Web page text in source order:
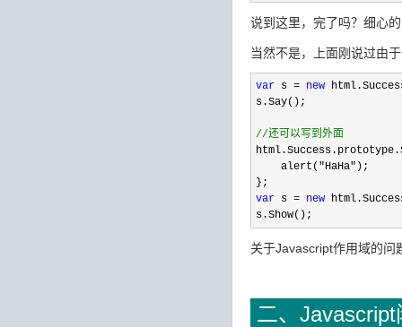
说到这里，完了吗？细心
当然不是，上面刚说过由
var s = new
s.Say();
//还可以写到外面
    alert(
"HaHa" );
var s = new
s.Show();
关于Javascript作用域的问
二、